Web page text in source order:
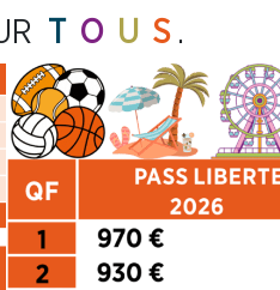
T O U S .